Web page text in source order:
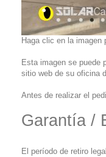
Haga clic en la imagen
Esta imagen se puede
sitio web de su oficina
Antes de realizar el
Garantía /
El período de retiro